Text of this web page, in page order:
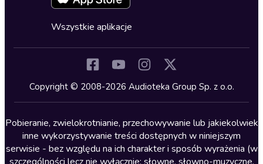
Kryminały
Lektury szkolne
Literatura anglojęzyczna
Literatura faktu
Cykle audiobooków
Wszystkie aplikacje
Copyright © 2008-2026 Audioteka Group Sp. z o.o.
Pobieranie, zwielokrotnianie, przechowywanie lub jakiekolwiek
inne wykorzystywanie treści dostępnych w niniejszym
serwisie - bez względu na ich charakter i sposób wyrażenia (w